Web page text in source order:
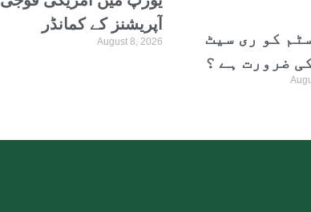
آپریشنز کے کمانڈر
لیفٹیننٹ جنرل چارلس
August 8, 2026
کو ری سیٹ
ضرورت ہے ؟